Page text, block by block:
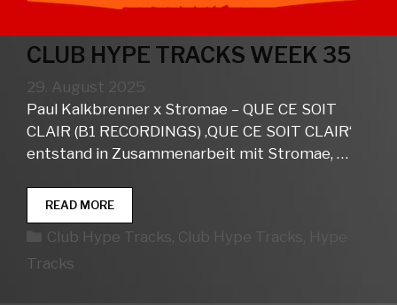
CLUB HYPE TRACKS WEEK 35
29. August 2025
Paul Kalkbrenner x Stromae – QUE CE SOIT
CLAIR (B1 RECORDINGS) ‚QUE CE SOIT CLAIR‘
entstand in Zusammenarbeit mit Stromae, …
READ MORECLUB
HYPE
TRACKS
Kategorien
Club Hype Tracks, Club Hype Tracks
Tracks